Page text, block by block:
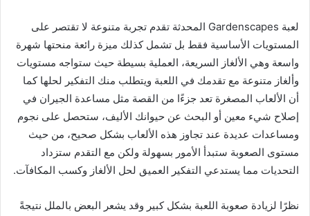
لعبة Gardenscapes المحدثة تقدم تجربة متنوعة لا تقتصر على
المستويات الأساسية فقط بل تشمل كذلك ميزة رائعة منحتها شهرة
واسعة وهي الألغاز السريعة، العملية بسيطة حيث ستواجه مستويات
وألغاز متنوعة مع تقدمك في اللعبة ويتطلب منك التفكير لحلها كما
أن الألعاب المصغرة تعد جزءًا من القصة مثل مساعدة الجيران في
إصلاح شيء معين أو البحث عن حيوانك الأليف، ستحصل على نجوم
ومساعدات عديدة عند تجاوز هذه الألعاب بشكل صحيح، من حيث
مستوى الصعوبة ستبدأ الأمور بسهولة ولكن مع التقدم ستزداد
التحديات مما يستدعي التفكير العميق لحل الألغاز وكسب المكافآت.
نظرًا لزيادة صعوبة اللعبة بشكل كبير وقد يشعر البعض بالملل نتيجةً